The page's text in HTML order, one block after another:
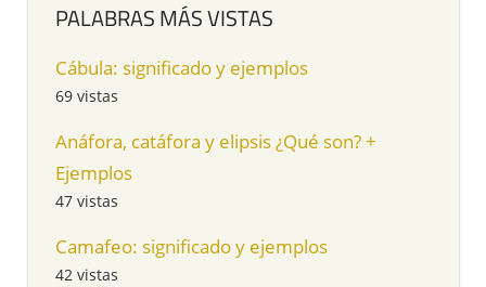
PALABRAS MÁS VISTAS
Cábula: significado y ejemplos
69 vistas
Anáfora, catáfora y elipsis ¿Qué son? +
Ejemplos
47 vistas
Camafeo: significado y ejemplos
42 vistas